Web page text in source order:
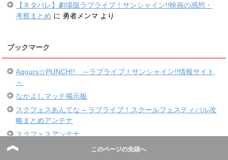
【ネタバレ】劇場版ラブライブ！サンシャイン!!映画の感想・
考察まとめ に 勇者メンマ より
ブックマーク
Aqours☆PUNCH!! ～ラブライブ！サンシャイン!!情報サイト
～
なかよしマッチ掲示板
スクフェスあんてな – ラブライブ！スクールフェスティバル攻
略まとめアンテナ
スクフェスアンテナ
スクフェス公式Twitterアカウント
このページの先頭へ